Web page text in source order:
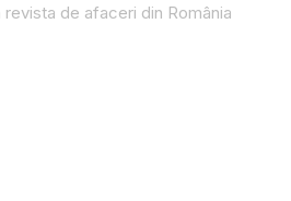
de afaceri din România